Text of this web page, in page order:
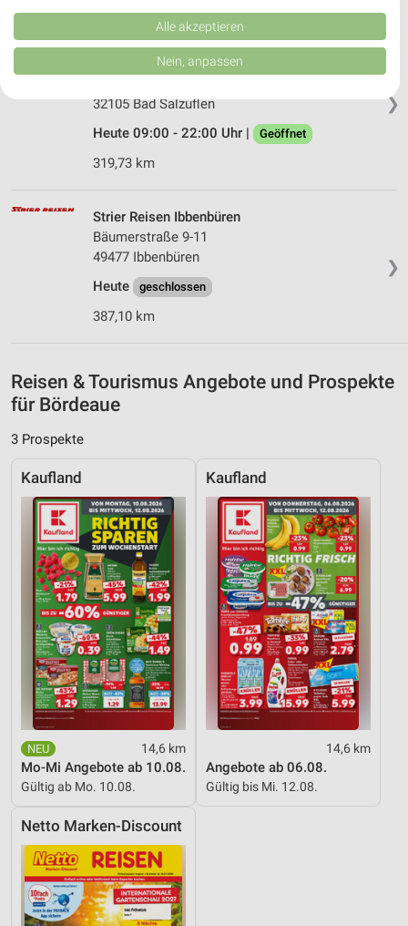
❯
VitaSol Therme - Kannewischer Collection Bad
32105 Bad Salzuflen
Heute 09:00 - 22:00 Uhr |
Geöffnet
319,73 km
❯
Strier Reisen Ibbenbüren
Bäumerstraße 9-11
49477 Ibbenbüren
Heute
geschlossen
387,10 km
Reisen & Tourismus Angebote und Prospekte
für Bördeaue
3 Prospekte
Kaufland
14,6 km
Mo-Mi Angebote ab 10.08.
Gültig ab Mo. 10.08.
Kaufland
14,6 km
Angebote ab 06.08.
Gültig bis Mi. 12.08.
Netto Marken-Discount
Kombinationen von Daten aus verschiedenen Quellen. Entwicklung und
Verbesserung der Angebote. Verwendung reduzierter Daten zur Auswahl
von Inhalten.
Daten können außerhalb der Europäischen Union weitergegeben und in die
Website/App.
Partnerliste anzeigen (1 IAB-Anbieter)
IAB-Verarbeitungszwecke:
auf einem Endgerät
Verwendung reduzierter Daten zur Auswahl von
Erstellung von Profilen für personalisierte
personalisierter Werbung
Erstellung von Profilen zur Personalisierung
personalisierter Inhalte
Messung der Werbeleistung
Messung der Performance von Inhalten
Analyse von Zielgruppen durch Statistiken oder
Kombinationen von Daten aus verschiedenen
Quellen
Entwicklung und Verbesserung der Angebote
Verwendung reduzierter Daten zur Auswahl von
Inhalten
IAB-Besonderheiten:
Verwendung genauer Standortdaten
Informationen identifizieren
Nicht-IAB-Verarbeitungszwecke:
Notwendig
Performance
Alle akzeptieren
Nein, anpassen